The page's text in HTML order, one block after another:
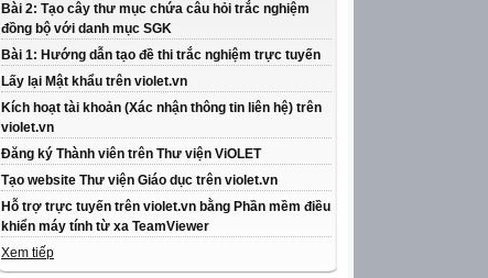
Bài 2: Tạo cây thư mục chứa câu hỏi trắc nghiệm
đồng bộ với danh mục SGK
Bài 1: Hướng dẫn tạo đề thi trắc nghiệm trực tuyến
Lấy lại Mật khẩu trên violet.vn
Kích hoạt tài khoản (Xác nhận thông tin liên hệ) trên
violet.vn
Đăng ký Thành viên trên Thư viện ViOLET
Tạo website Thư viện Giáo dục trên violet.vn
Hỗ trợ trực tuyến trên violet.vn bằng Phần mềm điều
khiển máy tính từ xa TeamViewer
Xem tiếp